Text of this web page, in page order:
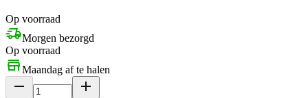
Op voorraad
Morgen bezorgd
Op voorraad
Maandag af te halen